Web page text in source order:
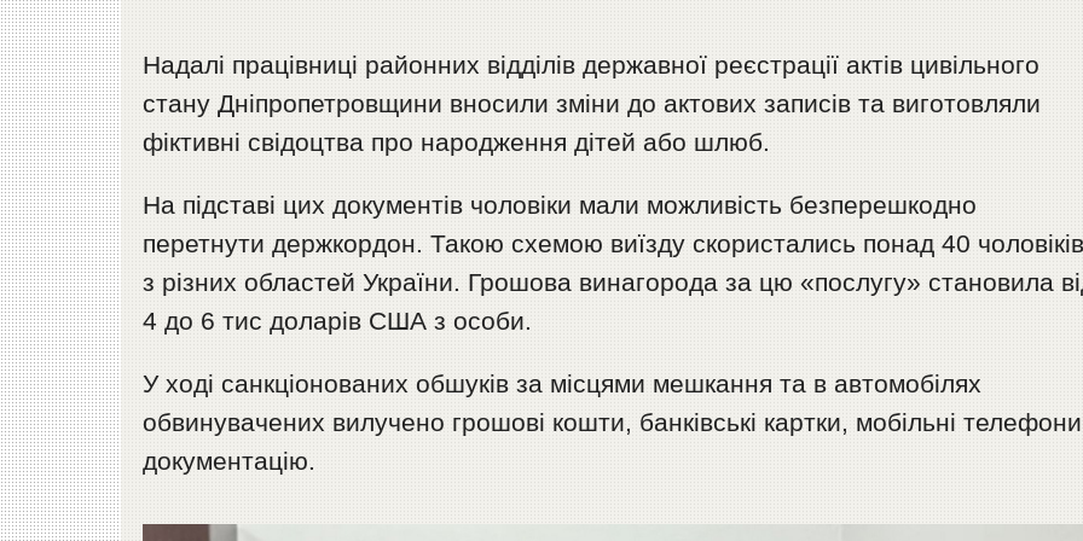
Надалі працівниці районних відділів державної реєстрації актів цивільного
стану Дніпропетровщини вносили зміни до актових записів та виготовляли
фіктивні свідоцтва про народження дітей або шлюб.
На підставі цих документів чоловіки мали можливість безперешкодно
перетнути держкордон. Такою схемою виїзду скористались понад 40 чоловіків
з різних областей України. Грошова винагорода за цю «послугу» становила
4 до 6 тис доларів США з особи.
У ході санкціонованих обшуків за місцями мешкання та в автомобілях
обвинувачених вилучено грошові кошти, банківські картки, мобільні
документацію.